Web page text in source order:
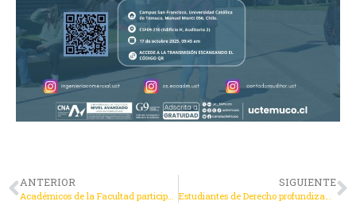
ANTERIOR
Académicos de la Facultad participaron en conferencia internacional sobre Geoparques UNESCO
SIGUIENTE
Estudiantes de Derecho profundizan en Criminología con mirada psicológica en conversatorio con experta de la PDI